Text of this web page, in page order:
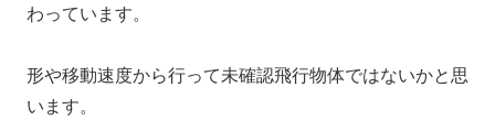
わっています。
形や移動速度から行って未確認飛行物体ではないかと思
います。